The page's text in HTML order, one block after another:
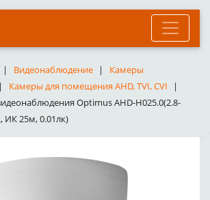
Видеонаблюдение
Камеры
Камеры для помещения AHD, TVI, CVI
Optimus AHD-H025.0(2.8-
ИК 25м, 0.01лк)